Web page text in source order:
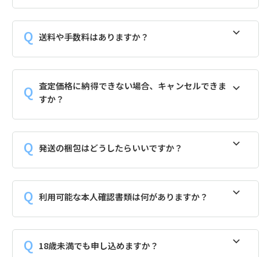
送料や手数料はありますか？
査定価格に納得できない場合、キャンセルできま
すか？
発送の梱包はどうしたらいいですか？
利用可能な本人確認書類は何がありますか？
18歳未満でも申し込めますか？